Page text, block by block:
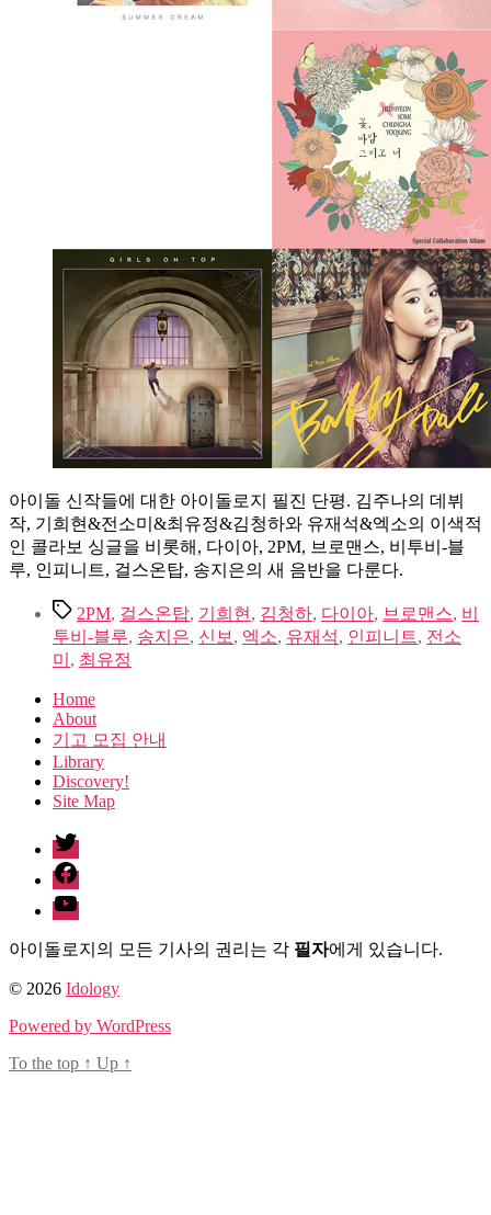
아이돌 신작들에 대한 아이돌로지 필진 단평. 김주나의 데뷔
작, 기희현&전소미&최유정&김청하와 유재석&엑소의 이색적
인 콜라보 싱글을 비롯해, 다이아, 2PM, 브로맨스, 비투비-블
루, 인피니트, 걸스온탑, 송지은의 새 음반을 다룬다.
Tags2PM, 걸스온탑, 기희현 , 김청하, 다이아, 브로맨스, 비
투비-블루, 송지은, 신보 , 엑소, 유재석, 인피니트, 전소
미 , 최유정
Home
About
기고 모집 안내
Library
Discovery!
Site Map
twitter
facebook
Youtube
아이돌로지의 모든 기사의 권리는 각 필자에게 있습니다.
© 2026 Idology
Powered by WordPress
To the top ↑ Up ↑